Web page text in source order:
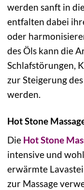
werden sanft in
entfalten dabei
oder
des Öls kann die
Schlafstörungen,
zur Steigerung
werden.
Hot Stone
Die Hot Stone
intensive und
erwärmte
zur Massage